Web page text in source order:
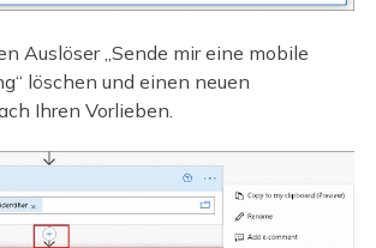
Auslöser „Sende mir eine mobile
löschen und einen neuen
Ihren Vorlieben.